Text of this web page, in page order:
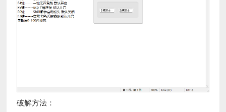
破解方法：